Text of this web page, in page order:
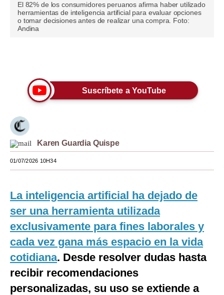
Viajes
EEUU
México
España
Internacional
Club del Suscriptor
G de Gestión
Notas Contratadas
El 82% de los consumidores peruanos afirma haber utilizado
herramientas de inteligencia artificial para evaluar opciones
o tomar decisiones antes de realizar una compra. Foto:
Andina
Suscríbete a YouTube
Karen Guardia Quispe
01/07/2026 10H34
La inteligencia artificial ha dejado de
ser una herramienta utilizada
exclusivamente para fines laborales y
cada vez gana más espacio en la vida
cotidiana. Desde resolver dudas hasta
recibir recomendaciones
personalizadas, su uso se extiende a